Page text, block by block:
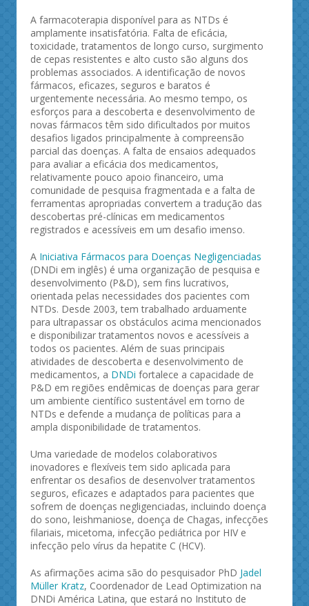
A farmacoterapia disponível para as NTDs é
amplamente insatisfatória. Falta de eficácia,
toxicidade, tratamentos de longo curso, surgimento
de cepas resistentes e alto custo são alguns dos
problemas associados. A identificação de novos
fármacos, eficazes, seguros e baratos é
urgentemente necessária. Ao mesmo tempo, os
esforços para a descoberta e desenvolvimento de
novas fármacos têm sido dificultados por muitos
desafios ligados principalmente à compreensão
parcial das doenças. A falta de ensaios adequados
para avaliar a eficácia dos medicamentos,
relativamente pouco apoio financeiro, uma
comunidade de pesquisa fragmentada e a falta de
ferramentas apropriadas convertem a tradução das
descobertas pré-clínicas em medicamentos
registrados e acessíveis em um desafio imenso.
A Iniciativa Fármacos para Doenças Negligenciadas
(DNDi em inglês) é uma organização de pesquisa e
desenvolvimento (P&D), sem fins lucrativos,
orientada pelas necessidades dos pacientes com
NTDs. Desde 2003, tem trabalhado arduamente
para ultrapassar os obstáculos acima mencionados
e disponibilizar tratamentos novos e acessíveis a
todos os pacientes. Além de suas principais
atividades de descoberta e desenvolvimento de
medicamentos, a DNDi fortalece a capacidade de
P&D em regiões endêmicas de doenças para gerar
um ambiente científico sustentável em torno de
NTDs e defende a mudança de políticas para a
ampla disponibilidade de tratamentos.
Uma variedade de modelos colaborativos
inovadores e flexíveis tem sido aplicada para
enfrentar os desafios de desenvolver tratamentos
seguros, eficazes e adaptados para pacientes que
sofrem de doenças negligenciadas, incluindo doença
do sono, leishmaniose, doença de Chagas, infecções
filariais, micetoma, infecção pediátrica por HIV e
infecção pelo vírus da hepatite C (HCV).
As afirmações acima são do pesquisador PhD Jadel
Müller Kratz, Coordenador de Lead Optimization na
DNDi América Latina, que estará no Instituto de